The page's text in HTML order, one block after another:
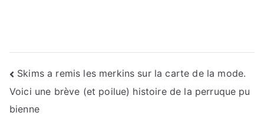
Navigation
de
Skims a remis les merkins sur la carte de la mode.
Voici une brève (et poilue) histoire de la perruque pu
bienne